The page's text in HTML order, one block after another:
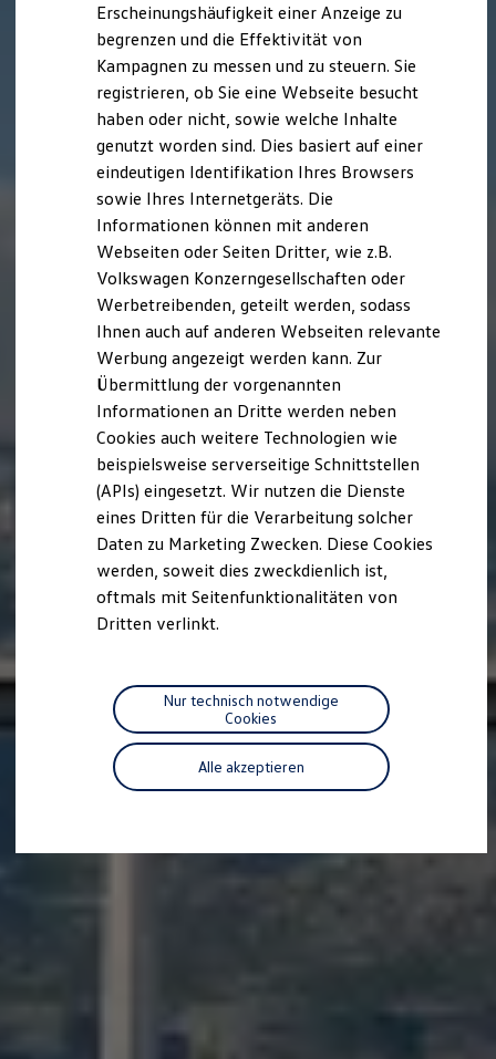
Marke und Erlebnis
Volkswagen R und R Experience
R-Modelle
R Experience
Driving Experience
Volkswagen entdecken
Werkbesichtigung
Lifestyle Shop
T-Roc Kollektion
Golf Kollektion
Volkswagen Kollektion
R-Kollektion
GTI Kollektion
Fußball Drop
we drive football
#wedriveproud
Besitzer und Service
myVolkswagen
Software Updates
Service und Ersatzteile
Inspektion und HU/AU
Reparaturen und Checks
Motorenöl und Flüssigkeiten
Räder und Reifen
Pannen- und Unfallhilfe
Economy Service
Volkswagen Teile
Zubehör
Modellspezifisches Zubehör
Individualisieren
Wallbox und Ladekabel
Digitale Extras
Dienste für Ihr Modell finden
Volkswagen Apps, Login und Shop
Handy und Fahrzeug verbinden
Vorgängermodelle
Transport
Erscheinungshäufigkeit einer Anzeige zu
begrenzen und die Effektivität von
Kampagnen zu messen und zu steuern. Sie
registrieren, ob Sie eine Webseite besucht
haben oder nicht, sowie welche Inhalte
genutzt worden sind. Dies basiert auf einer
eindeutigen Identifikation Ihres Browsers
sowie Ihres Internetgeräts. Die
Informationen können mit anderen
Webseiten oder Seiten Dritter, wie z.B.
Volkswagen Konzerngesellschaften oder
Werbetreibenden, geteilt werden, sodass
Ihnen auch auf anderen Webseiten relevante
Werbung angezeigt werden kann. Zur
Übermittlung der vorgenannten
Informationen an Dritte werden neben
Cookies auch weitere Technologien wie
beispielsweise serverseitige Schnittstellen
(APIs) eingesetzt. Wir nutzen die Dienste
eines Dritten für die Verarbeitung solcher
Daten zu Marketing Zwecken. Diese Cookies
werden, soweit dies zweckdienlich ist,
oftmals mit Seitenfunktionalitäten von
Dritten verlinkt.
Alle akzeptieren
Nur technisch notwendige
Cookies